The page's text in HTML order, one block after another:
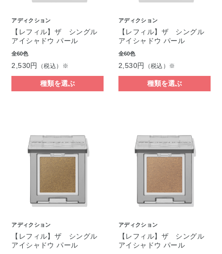
アディクション
【レフィル】ザ シングル
アイシャドウ パール
全60色
2,530円 （税込）※
種類を選ぶ
アディクション
【レフィル】ザ シングル
アイシャドウ パール
全60色
2,530円 （税込）※
種類を選ぶ
アディクション
【レフィル】ザ シングル
アイシャドウ パール
アディクション
【レフィル】ザ シングル
アイシャドウ パール